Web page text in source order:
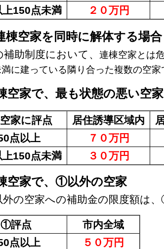
150点未満
２０万円
棟空家を同時に解体する場合
助制度において、 連棟空家とは
に建っている隣り合った複数の空家
空家で、最も状態の悪い空家
家に評点 居住誘導区域内
点以上
７０万円
150点未満
３０万円
空家で、①以外の空家
の空家への補助金の限度額は、
①評点
市内全域
点以上
５０万円